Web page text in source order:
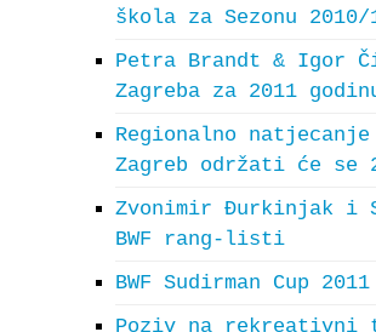
škola za Sezonu 2010/
Petra Brandt & Igor
Zagreba za 2011
Regionalno
Zagreb održati će se
Zvonimir Đurkinjak i
BWF rang-listi
BWF Sudirman Cup
Poziv na rekreativni